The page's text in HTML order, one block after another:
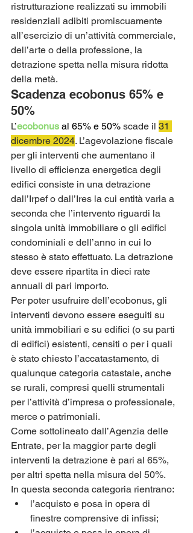
ristrutturazione realizzati su immobili
residenziali adibiti promiscuamente
all’esercizio di un’attività commerciale,
dell’arte o della professione, la
detrazione spetta nella misura ridotta
della metà.
Scadenza ecobonus 65% e
50%
L’ecobonus al 65% e 50% scade il 31
dicembre 2024. L’agevolazione fiscale
per gli interventi che aumentano il
livello di efficienza energetica degli
edifici consiste in una detrazione
dall’Irpef o dall’Ires la cui entità varia a
seconda che l’intervento riguardi la
singola unità immobiliare o gli edifici
condominiali e dell’anno in cui lo
stesso è stato effettuato. La detrazione
deve essere ripartita in dieci rate
annuali di pari importo.
Per poter usufruire dell’ecobonus, gli
interventi devono essere eseguiti su
unità immobiliari e su edifici (o su parti
di edifici) esistenti, censiti o per i quali
è stato chiesto l’accatastamento, di
qualunque categoria catastale, anche
se rurali, compresi quelli strumentali
per l’attività d’impresa o professionale,
merce o patrimoniali.
Come sottolineato dall’Agenzia delle
Entrate, per la maggior parte degli
interventi la detrazione è pari al 65%,
per altri spetta nella misura del 50%.
In questa seconda categoria rientrano:
l’acquisto e posa in opera di
finestre comprensive di infissi;